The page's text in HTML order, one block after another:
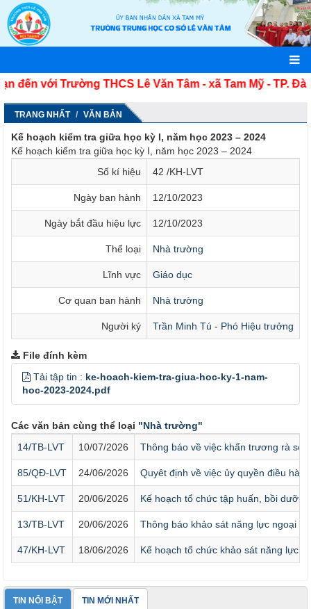
đến với Trường THCS Lê Văn Tâm - xã Tam Mỹ - TP. Đà
TRANG NHẤT VĂN BẢN
Kế hoạch kiểm tra giữa học kỳ I, năm học 2023 – 2024
Kế hoạch kiểm tra giữa học kỳ I, năm học 2023 – 2024
Số kí hiệu
42 /KH-LVT
Ngày ban hành 12/10/2023
Ngày bắt đầu hiệu lực 12/10/2023
Thể loại Nhà trường
Lĩnh vực Giáo dục
Cơ quan ban hành Nhà trường
Người ký Trần Minh Tú - Phó Hiệu trưởng
File đính kèm
Tải tập tin : ke-hoach-kiem-tra-giua-hoc-ky-1-nam-
hoc-2023-2024.pdf
Các văn bản cùng thể loại "Nhà trường"
14/TB-LVT
10/07/2026 Thông báo về việc khẩn trương rà
85/QĐ-LVT 24/06/2026 Quyêt định về việc ủy quyền điều
51/KH-LVT 20/06/2026 Kế hoạch tổ chức tập huấn, bồi
13/TB-LVT 20/06/2026 Thông báo khảo sát năng lực ngoại
47/KH-LVT 18/06/2026 Kế hoạch tổ chức khảo sát năng lực
TIN NỔI BẬT TIN MỚI NHẤT